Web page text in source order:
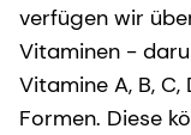
verfügen wir
Vitaminen -
Vitamine A, B,
Formen. Diese